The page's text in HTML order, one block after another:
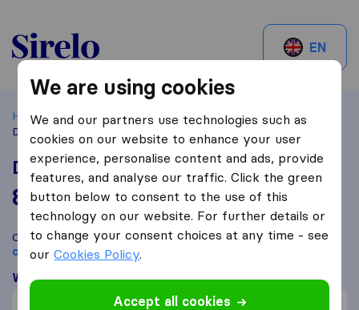
Sirelo.be
EN
Home Best Moving Companies in Belgium
Bruxelles
Déménagement Gérard & fils
Déménagement Gérard & fils
8,7 based on105
Sirelo and Google reviews
i
Compare Déménagement Gérard & fils with othermoving
companiesfrom Bruxelles
What customers are saying
We are using cookies
We and our partners use technologies such as
cookies on our website to enhance your user
experience, personalise content and ads, provide
features, and analyse our traffic. Click the green
button below to consent to the use of this
technology on our website. For further details or
to change your consent choices at any time - see
ourCookies Policy.
Accept all cookies